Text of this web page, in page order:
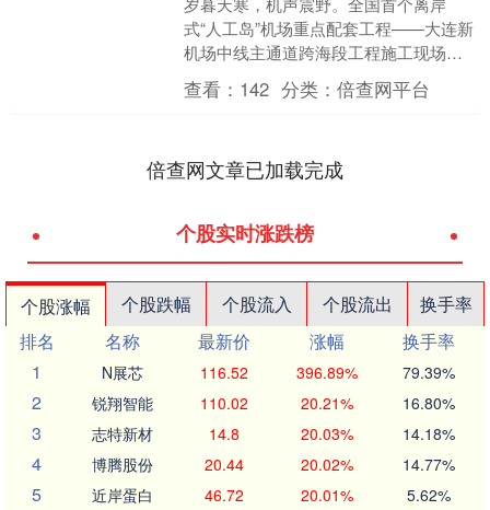
式“人工岛”机场重点配套工程——大连新
机场中线主通道跨海段工程施工现场一
派火热景象。四季度以来富盈网，近千
名建设者与百余台大型机....
查看： 142 分类：倍查网平台
倍查网文章已加载完成
个股实时涨跌榜
个股涨幅 个股跌幅 个股流入 个股流出
换手率
排名
名称 最新价 涨幅
换手率
1
N展芯 116.52 396.89% 79.39%
2 锐翔智能 110.02 20.21% 16.80%
3 志特新材 14.8 20.03% 14.18%
4 博腾股份 20.44 20.02% 14.77%
5 近岸蛋白 46.72 20.01% 5.62%